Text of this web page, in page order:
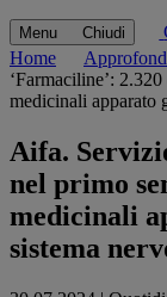
Menu Chiudi
Home
‘Farmaciline’:
medicinali apparato
Aifa.
nel primo
medicinali
sistema